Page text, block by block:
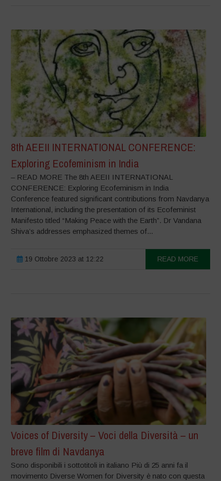
8th AEEII INTERNATIONAL CONFERENCE:
Exploring Ecofeminism in India
– READ MORE The 8th AEEII INTERNATIONAL
CONFERENCE: Exploring Ecofeminism in India
Conference featured significant contributions from Navdanya
International, including the presentation of its Ecofeminist
Manifesto titled “Making Peace with the Earth”. Dr Vandana
Shiva’s addresses emphasized themes of...
19 Ottobre 2023 at 12:22 READ MORE
Voices of Diversity – Voci della Diversità – un
breve film di Navdanya
Sono disponibili i sottotitoli in italiano Più di 25 anni fa il
movimento Diverse Women for Diversity è nato con questa